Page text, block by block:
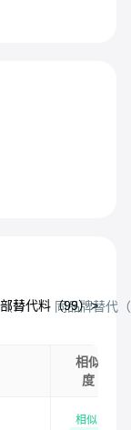
（1） 同品牌替代 （
替代料（99）>
相似
度
相似